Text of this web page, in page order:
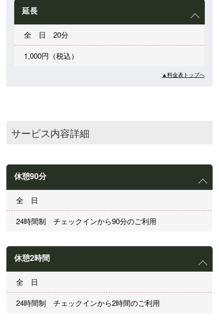
延長
全 日 20分
1,000円（税込）
▲料金表トップへ
サービス内容詳細
休憩90分
全 日
24時間制 チェックインから90分のご利用
休憩2時間
全 日
24時間制 チェックインから2時間のご利用